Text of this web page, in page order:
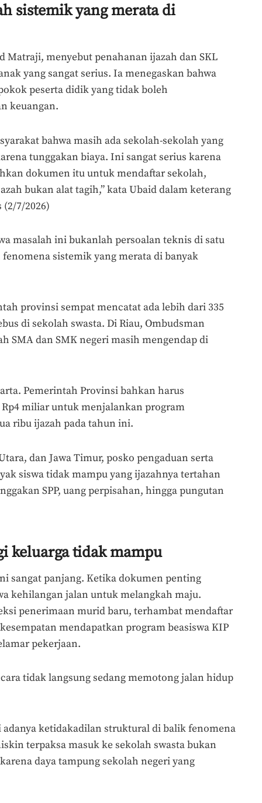
sistemik yang merata di
Matraji, menyebut penahanan ijazah dan SKL
yang sangat serius. Ia menegaskan bahwa
peserta didik yang tidak boleh
keuangan.
bahwa masih ada sekolah-sekolah yang
tunggakan biaya. Ini sangat serius karena
dokumen itu untuk mendaftar sekolah,
bukan alat tagih,” kata Ubaid dalam keterang
7/2026)
masalah ini bukanlah persoalan teknis di satu
sistemik yang merata di banyak
provinsi sempat mencatat ada lebih dari 335
di sekolah swasta. Di Riau, Ombudsman
SMA dan SMK negeri masih mengendap di
Pemerintah Provinsi bahkan harus
miliar untuk menjalankan program
ribu ijazah pada tahun ini.
dan Jawa Timur, posko pengaduan serta
siswa tidak mampu yang ijazahnya tertahan
SPP, uang perpisahan, hingga pungutan
keluarga tidak mampu
sangat panjang. Ketika dokumen penting
kehilangan jalan untuk melangkah maju.
penerimaan murid baru, terhambat mendaftar
mendapatkan program beasiswa KIP
pekerjaan.
tidak langsung sedang memotong jalan hidup
ketidakadilan struktural di balik fenomena
terpaksa masuk ke sekolah swasta bukan
daya tampung sekolah negeri yang